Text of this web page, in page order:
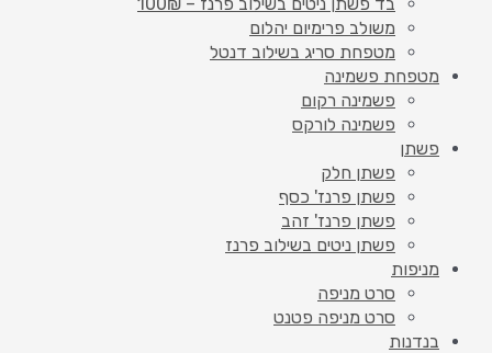
משולב פרימיום יהלום
מטפחת סריג בשילוב דנטל
מטפחת פשמינה
פשמינה רקום
פשמינה לורקס
פשתן
פשתן חלק
פשתן פרנז' כסף
פשתן פרנז' זהב
פשתן ניטים בשילוב פרנז
מניפות
סרט מניפה
סרט מניפה פטנט
בנדנות